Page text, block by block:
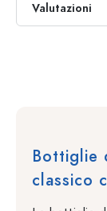
Valutazioni
Bottiglie
classico